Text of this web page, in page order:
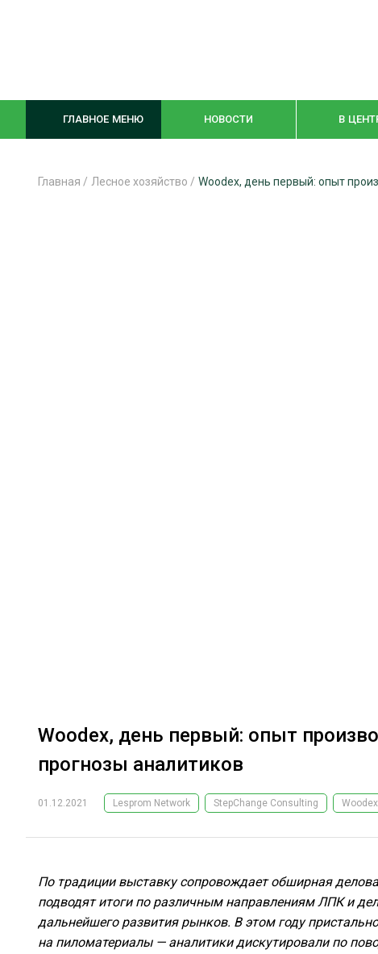
ГЛАВНОЕ МЕНЮ НОВОСТИ В
Главная / Лесное хозяйство / Woodex, день первый: опыт
Woodex, день первый: опыт
прогнозы аналитиков
01.12.2021 Lesprom Network StepChange Consulting Woodex
По традиции выставку сопровождает обширная
подводят итоги по различным направлениям ЛПК и
дальнейшего развития рынков. В этом году
на пиломатериалы — аналитики дискутировали по